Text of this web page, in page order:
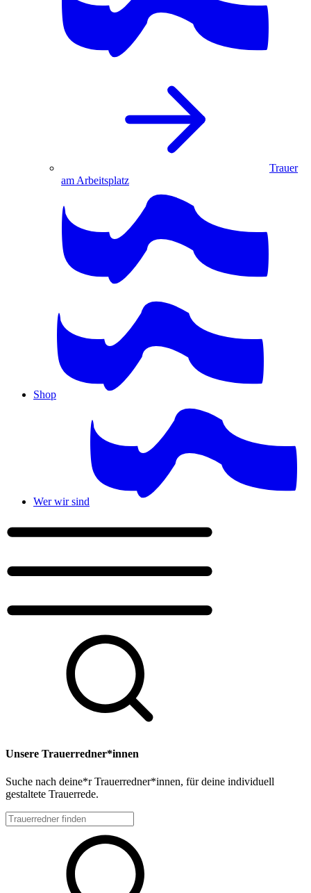
Trauer
am Arbeitsplatz
Shop
Wer wir sind
Unsere Trauerredner*innen
Suche nach deine*r Trauerredner*innen, für deine individuell
gestaltete Trauerrede.